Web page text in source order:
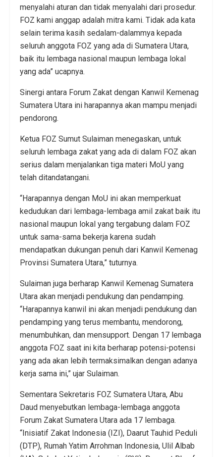
menyalahi aturan dan tidak menyalahi dari prosedur.
FOZ kami anggap adalah mitra kami. Tidak ada kata
selain terima kasih sedalam-dalammya kepada
seluruh anggota FOZ yang ada di Sumatera Utara,
baik itu lembaga nasional maupun lembaga lokal
yang ada” ucapnya.
Sinergi antara Forum Zakat dengan Kanwil Kemenag
Sumatera Utara ini harapannya akan mampu menjadi
pendorong.
Ketua FOZ Sumut Sulaiman menegaskan, untuk
seluruh lembaga zakat yang ada di dalam FOZ akan
serius dalam menjalankan tiga materi MoU yang
telah ditandatangani.
“Harapannya dengan MoU ini akan memperkuat
kedudukan dari lembaga-lembaga amil zakat baik itu
nasional maupun lokal yang tergabung dalam FOZ
untuk sama-sama bekerja karena sudah
mendapatkan dukungan penuh dari Kanwil Kemenag
Provinsi Sumatera Utara,” tuturnya.
Sulaiman juga berharap Kanwil Kemenag Sumatera
Utara akan menjadi pendukung dan pendamping.
“Harapannya kanwil ini akan menjadi pendukung dan
pendamping yang terus membantu, mendorong,
menumbuhkan, dan mensupport. Dengan 17 lembaga
anggota FOZ saat ini kita berharap potensi-potensi
yang ada akan lebih termaksimalkan dengan adanya
kerja sama ini,” ujar Sulaiman.
Sementara Sekretaris FOZ Sumatera Utara, Abu
Daud menyebutkan lembaga-lembaga anggota
Forum Zakat Sumatera Utara ada 17 lembaga.
“Inisiatif Zakat Indonesia (IZI), Daarut Tauhid Peduli
(DTP), Rumah Yatim Arrohman Indonesia, Ulil Albab